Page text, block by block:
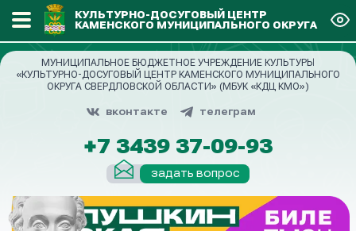
КУЛЬТУРНО-ДОСУГОВЫЙ ЦЕНТР
КАМЕНСКОГО МУНИЦИПАЛЬНОГО ОКРУГА
МУНИЦИПАЛЬНОЕ БЮДЖЕТНОЕ УЧРЕЖДЕНИЕ КУЛЬТУРЫ
«КУЛЬТУРНО-ДОСУГОВЫЙ ЦЕНТР КАМЕНСКОГО МУНИЦИПАЛЬНОГО
ОКРУГА СВЕРДЛОВСКОЙ ОБЛАСТИ» (МБУК «КДЦ КМО»)
вконтакте телеграм
+7 3439 37-09-93
задать вопрос